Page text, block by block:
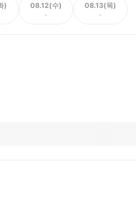
) 08.12(수)
-
08.13(목)
-